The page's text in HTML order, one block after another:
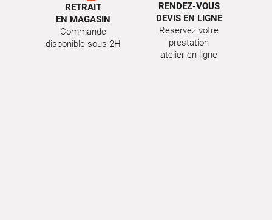
RETRAIT
EN MAGASIN
Commande
disponible sous 2H
RENDEZ-VOUS
DEVIS EN LIGNE
Réservez votre
prestation
atelier en ligne